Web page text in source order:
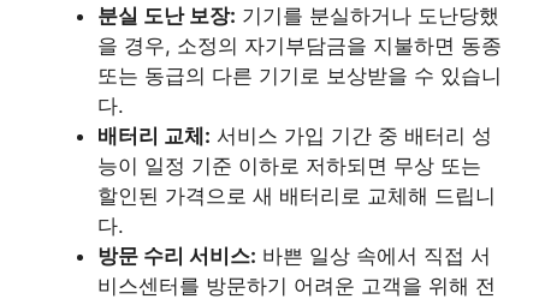
분실 도난 보장: 기기를 분실하거나 도난당했
을 경우, 소정의 자기부담금을 지불하면 동종
또는 동급의 다른 기기로 보상받을 수 있습니
다.
배터리 교체: 서비스 가입 기간 중 배터리 성
능이 일정 기준 이하로 저하되면 무상 또는
할인된 가격으로 새 배터리로 교체해 드립니
다.
방문 수리 서비스: 바쁜 일상 속에서 직접 서
비스센터를 방문하기 어려운 고객을 위해 전